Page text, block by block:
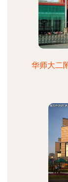
华师大二